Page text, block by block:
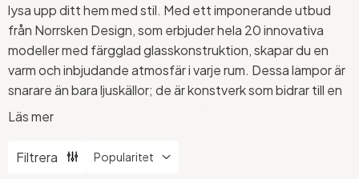
lysa upp ditt hem med stil. Med ett imponerande utbud
från Norrsken Design, som erbjuder hela 20 innovativa
modeller med färgglad glasskonstruktion, skapar du en
varm och inbjudande atmosfär i varje rum. Dessa lampor är
snarare än bara ljuskällor; de är konstverk som bidrar till en
unik interiör. Nostalgia Design tillför en nostalgisk känsla
charmiga färger. Oavsett om du söker något elegant och
tidlöst eller mer färgsprakande, har vi alternativ som
Läs mer
Filtrera